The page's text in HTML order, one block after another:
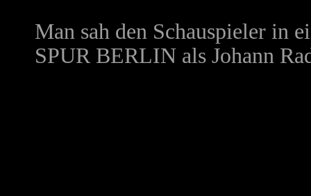
Man sah den Schauspieler in
SPUR BERLIN als Johann